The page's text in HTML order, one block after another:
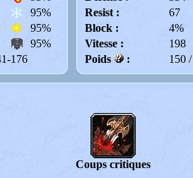
95%
95%
95%
176
Resist :
67
Block :
4%
Vitesse :
198
Poids
: 150
Coups critiques